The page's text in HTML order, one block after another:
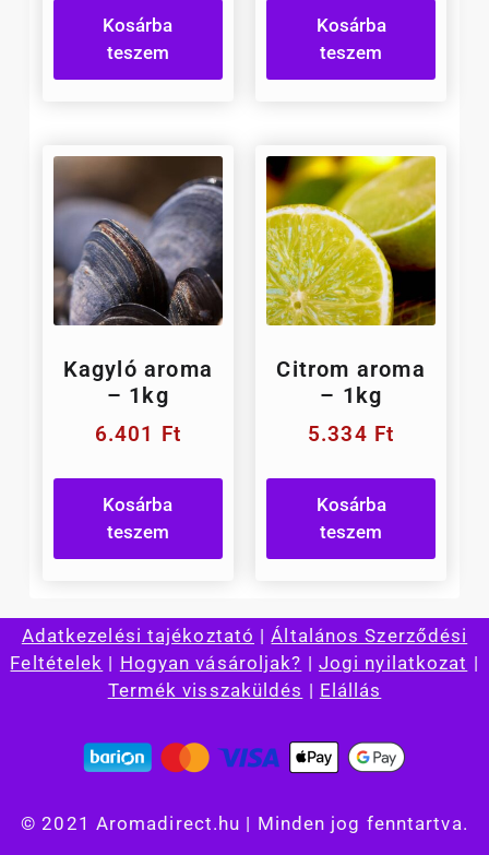
Kosárba
teszem
Kosárba
teszem
Kagyló aroma
– 1kg
6.401 Ft
Kosárba
teszem
Citrom aroma
– 1kg
5.334 Ft
Kosárba
teszem
Adatkezelési tajékoztató |Általános Szerződési
Feltételek | Hogyan vásároljak? | Jogi nyilatkozat |
Termék visszaküldés | Elállás
© 2021 Aromadirect.hu | Minden jog fenntartva.